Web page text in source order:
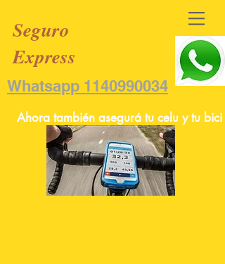
Seguro
Express
Whatsapp 1140990034
Ahora también asegurá tu celu y tu bici